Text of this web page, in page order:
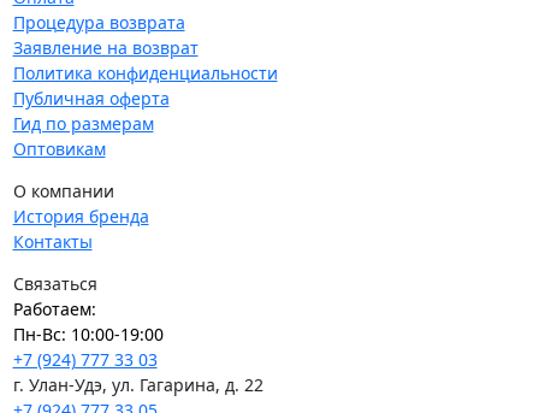
Процедура возврата
Заявление на возврат
Политика конфиденциальности
Публичная оферта
Гид по размерам
Оптовикам
О компании
История бренда
Контакты
Связаться
Работаем:
Пн-Вс: 10:00-19:00
+7 (924) 777 33 03
г. Улан-Удэ, ул. Гагарина, д. 22